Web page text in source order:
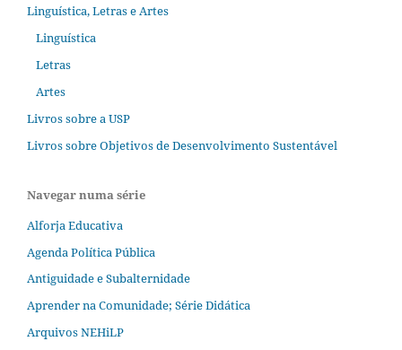
Linguística, Letras e Artes
Linguística
Letras
Artes
Livros sobre a USP
Livros sobre Objetivos de Desenvolvimento Sustentável
Navegar numa série
Alforja Educativa
Agenda Política Pública
Antiguidade e Subalternidade
Aprender na Comunidade; Série Didática
Arquivos NEHiLP